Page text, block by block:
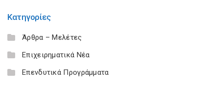
Κατηγορίες
Άρθρα – Μελέτες
Επιχειρηματικά Νέα
Επενδυτικά Προγράμματα